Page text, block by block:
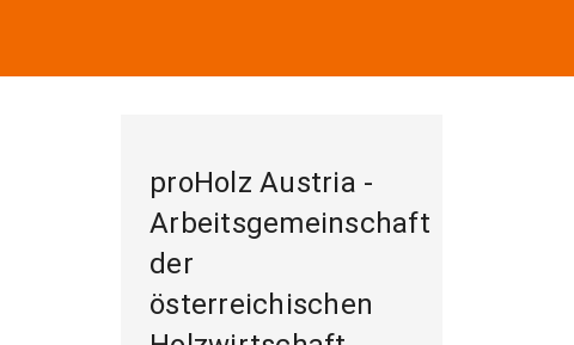
proHolz Austria -
Arbeitsgemeinschaft
der
österreichischen